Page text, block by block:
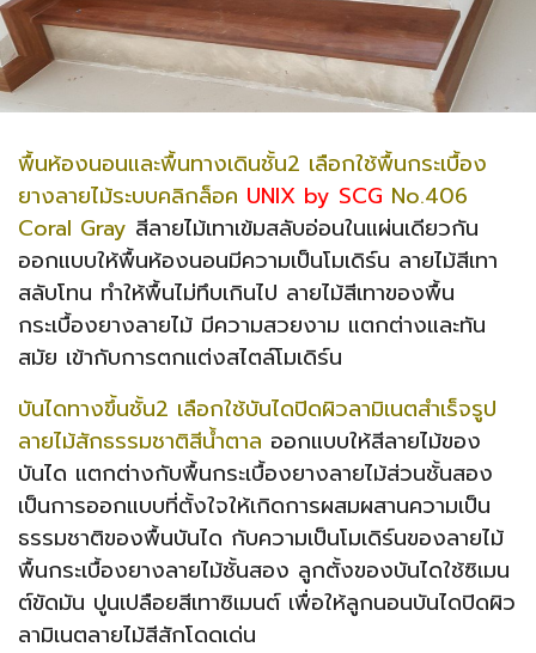
พื้นห้องนอนและพื้นทางเดินชั้น2 เลือกใช้พื้นกระเบื้อง
ยางลายไม้ระบบคลิกล็อค UNIX by SCG No.406
Coral Gray สีลายไม้เทาเข้มสลับอ่อนในแผ่นเดียวกัน
ออกแบบให้พื้นห้องนอนมีความเป็นโมเดิร์น ลายไม้สีเทา
สลับโทน ทำให้พื้นไม่ทึบเกินไป ลายไม้สีเทาของพื้น
กระเบื้องยางลายไม้ มีความสวยงาม แตกต่างและทัน
สมัย เข้ากับการตกแต่งสไตล์โมเดิร์น
บันไดทางขึ้นชั้น2 เลือกใช้บันไดปิดผิวลามิเนตสำเร็จรูป
ลายไม้สักธรรมชาติสีน้ำตาล ออกแบบให้สีลายไม้ของ
บันได แตกต่างกับพื้นกระเบื้องยางลายไม้ส่วนชั้นสอง
เป็นการออกแบบที่ตั้งใจให้เกิดการผสมผสานความเป็น
ธรรมชาติของพื้นบันได กับความเป็นโมเดิร์นของลายไม้
พื้นกระเบื้องยางลายไม้ชั้นสอง ลูกตั้งของบันไดใช้ซิเมน
ต์ขัดมัน ปูนเปลือยสีเทาซิเมนต์ เพื่อให้ลูกนอนบันไดปิดผิว
ลามิเนตลายไม้สีสักโดดเด่น